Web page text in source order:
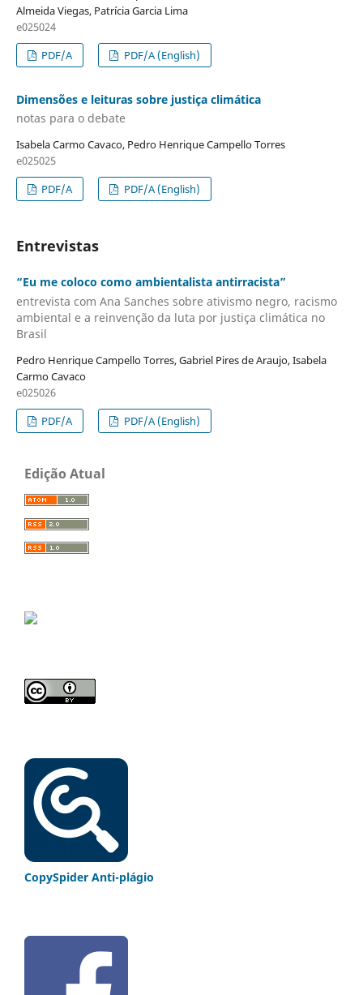
Almeida Viegas, Patrícia Garcia Lima
e025024
PDF/A
PDF/A (English)
Dimensões e leituras sobre justiça climática
notas para o debate
Isabela Carmo Cavaco, Pedro Henrique Campello Torres
e025025
PDF/A
PDF/A (English)
Entrevistas
“Eu me coloco como ambientalista antirracista”
entrevista com Ana Sanches sobre ativismo negro, racismo
ambiental e a reinvenção da luta por justiça climática no
Brasil
Pedro Henrique Campello Torres, Gabriel Pires de Araujo, Isabela
Carmo Cavaco
e025026
PDF/A
PDF/A (English)
Edição Atual
CopySpider Anti-plágio